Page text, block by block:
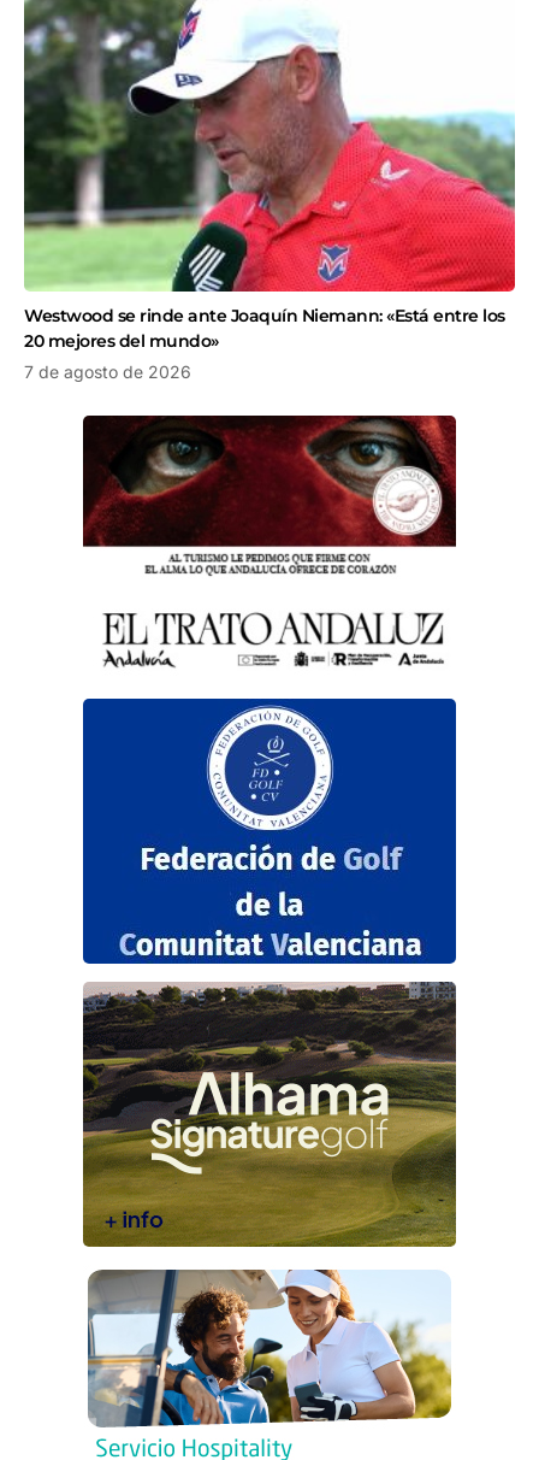
Westwood se rinde ante Joaquín Niemann: «Está entre los
20 mejores del mundo»
7 de agosto de 2026